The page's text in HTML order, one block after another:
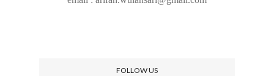
FOLLOW US